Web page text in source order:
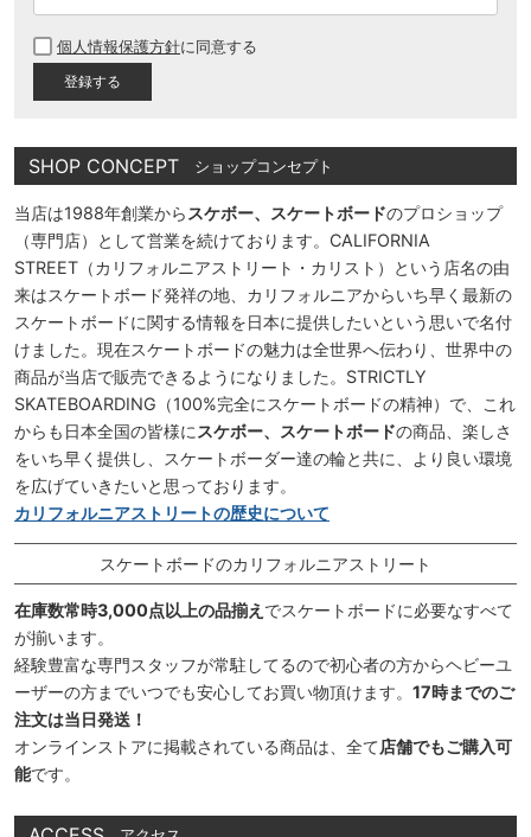
須
個人情報保護方針に同意する
SHOP CONCEPT ショップコンセプト
当店は1988年創業から スケボー、スケートボードのプロショップ
（専門店）として営業を続けております。CALIFORNIA
STREET（カリフォルニアストリート・カリスト）という店名の由
来はスケートボード発祥の地、カリフォルニアからいち早く最新の
スケートボードに関する情報を日本に提供したいという思いで名付
けました。現在スケートボードの魅力は全世界へ伝わり、世界中の
商品が当店で販売できるようになりました。STRICTLY
SKATEBOARDING（100%完全にスケートボードの精神）で、これ
からも日本全国の皆様に スケボー、スケートボードの商品、楽しさ
をいち早く提供し、スケートボーダー達の輪と共に、より良い環境
を広げていきたいと思っております。
カリフォルニアストリートの歴史について
スケートボードのカリフォルニアストリート
在庫数常時3,000点以上の品揃え でスケートボードに必要なすべて
が揃います。
経験豊富な専門スタッフが常駐してるので初心者の方からヘビーユ
ーザーの方までいつでも安心してお買い物頂けます。 17時までのご
注文は当日発送！
オンラインストアに掲載されている商品は、全て店舗でもご購入可
能です。